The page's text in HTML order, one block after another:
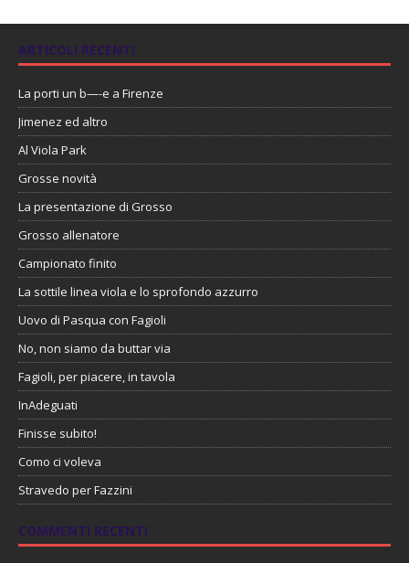
ARTICOLI RECENTI
La porti un b—-e a Firenze
Jimenez ed altro
Al Viola Park
Grosse novità
La presentazione di Grosso
Grosso allenatore
Campionato finito
La sottile linea viola e lo sprofondo azzurro
Uovo di Pasqua con Fagioli
No, non siamo da buttar via
Fagioli, per piacere, in tavola
InAdeguati
Finisse subito!
Como ci voleva
Stravedo per Fazzini
COMMENTI RECENTI